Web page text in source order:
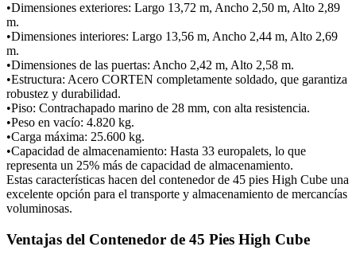
•Dimensiones exteriores: Largo 13,72 m, Ancho 2,50 m, Alto 2,89
m.
•Dimensiones interiores: Largo 13,56 m, Ancho 2,44 m, Alto 2,69
m.
•Dimensiones de las puertas: Ancho 2,42 m, Alto 2,58 m.
•Estructura: Acero CORTEN completamente soldado, que garantiza
robustez y durabilidad.
•Piso: Contrachapado marino de 28 mm, con alta resistencia.
•Peso en vacío: 4.820 kg.
•Carga máxima: 25.600 kg.
•Capacidad de almacenamiento: Hasta 33 europalets, lo que
representa un 25% más de capacidad de almacenamiento.
Estas características hacen del contenedor de 45 pies High Cube una
excelente opción para el transporte y almacenamiento de mercancías
voluminosas.
Ventajas del Contenedor de 45 Pies High Cube